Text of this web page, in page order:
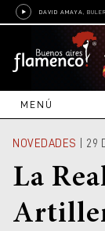
DAVID AMAYA ,
MENÚ
Nacional
Internacional
ENTREVISTAS
Reportajes
ARTISTAS
NOVEDADES | 29
La